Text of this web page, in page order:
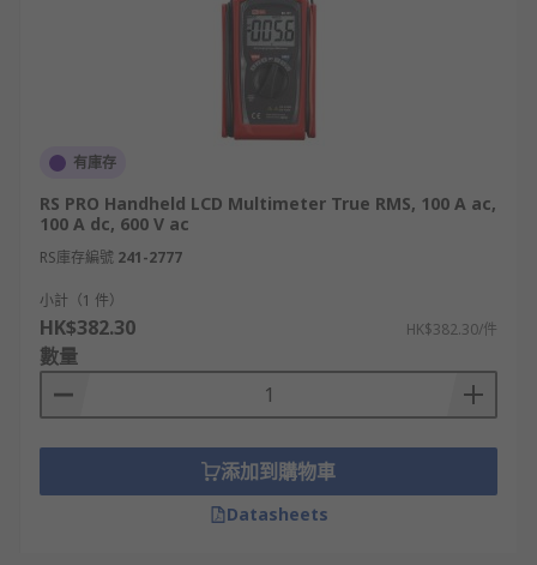
有庫存
RS PRO Handheld LCD Multimeter True RMS, 100 A ac,
100 A dc, 600 V ac
RS庫存編號 241-2777
小計（1 件）
HK$382.30 HK$382.30/件
數量
添加到購物車
Datasheets